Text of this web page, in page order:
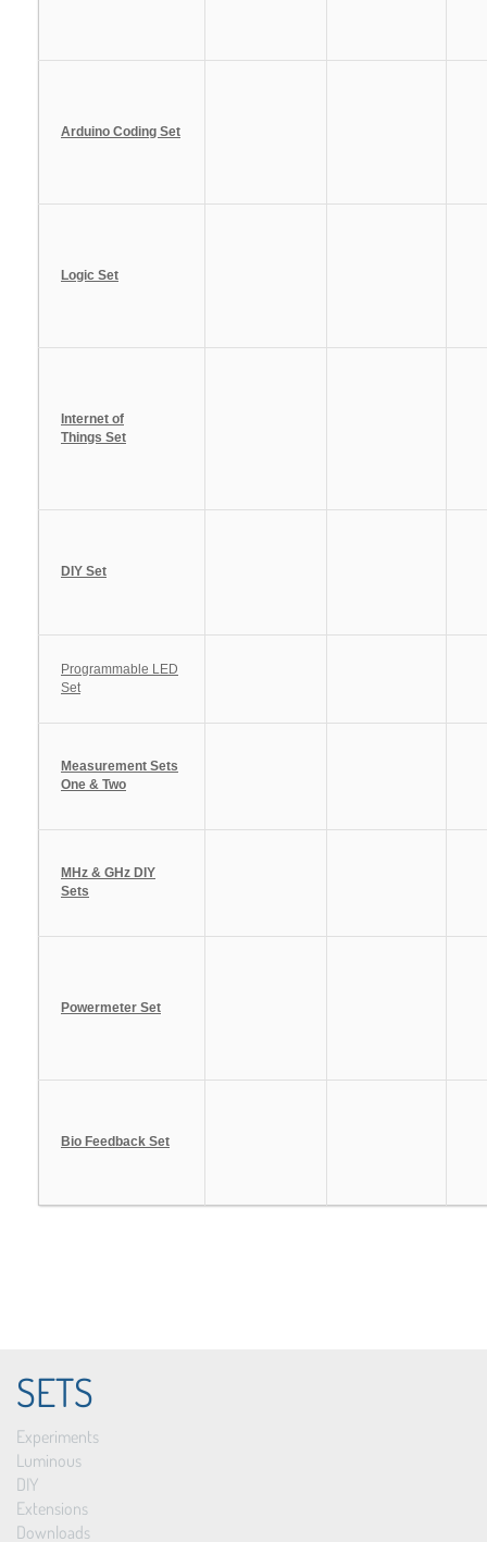
Arduino Coding Set
Logic Set
Internet of
Things Set
DIY Set
Programmable LED
Set
Measurement Sets
One & Two
MHz & GHz DIY
Sets
Powermeter Set
Bio Feedback Set
SETS
Experiments
Luminous
DIY
Extensions
Downloads